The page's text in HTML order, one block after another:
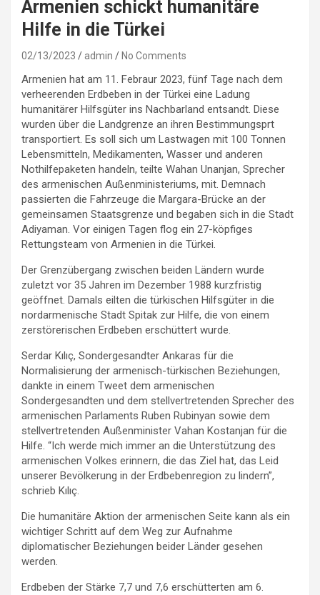
Armenien schickt humanitäre
Hilfe in die Türkei
02/13/2023 admin No Comments
Armenien hat am 11. Febraur 2023, fünf Tage nach dem
verheerenden Erdbeben in der Türkei eine Ladung
humanitärer Hilfsgüter ins Nachbarland entsandt. Diese
wurden über die Landgrenze an ihren Bestimmungsprt
transportiert. Es soll sich um Lastwagen mit 100 Tonnen
Lebensmitteln, Medikamenten, Wasser und anderen
Nothilfepaketen handeln, teilte Wahan Unanjan, Sprecher
des armenischen Außenministeriums, mit. Demnach
passierten die Fahrzeuge die Margara-Brücke an der
gemeinsamen Staatsgrenze und begaben sich in die Stadt
Adiyaman. Vor einigen Tagen flog ein 27-köpfiges
Rettungsteam von Armenien in die Türkei.
Der Grenzübergang zwischen beiden Ländern wurde
zuletzt vor 35 Jahren im Dezember 1988 kurzfristig
geöffnet. Damals eilten die türkischen Hilfsgüter in die
nordarmenische Stadt Spitak zur Hilfe, die von einem
zerstörerischen Erdbeben erschüttert wurde.
Serdar Kılıç, Sondergesandter Ankaras für die
Normalisierung der armenisch-türkischen Beziehungen,
dankte in einem Tweet dem armenischen
Sondergesandten und dem stellvertretenden Sprecher des
armenischen Parlaments Ruben Rubinyan sowie dem
stellvertretenden Außenminister Vahan Kostanjan für die
Hilfe. “Ich werde mich immer an die Unterstützung des
armenischen Volkes erinnern, die das Ziel hat, das Leid
unserer Bevölkerung in der Erdbebenregion zu lindern”,
schrieb Kılıç.
Die humanitäre Aktion der armenischen Seite kann als ein
wichtiger Schritt auf dem Weg zur Aufnahme
diplomatischer Beziehungen beider Länder gesehen
werden.
Erdbeben der Stärke 7,7 und 7,6 erschütterten am 6.